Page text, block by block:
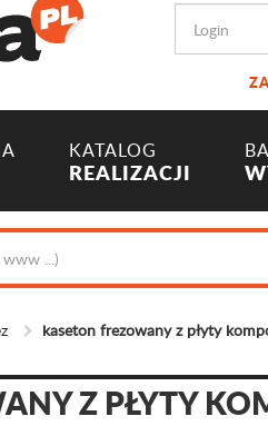
KATALOG
REALIZACJI
kaseton frezowany z płyty
Z PŁYTY